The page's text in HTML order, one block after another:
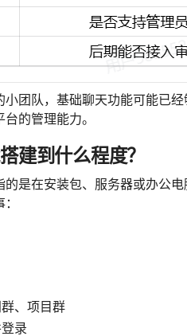
小团队，基础聊天功能可能已
的管理能力。
建到什么程度？
的是在安装包、服务器或办公
、项目群
录